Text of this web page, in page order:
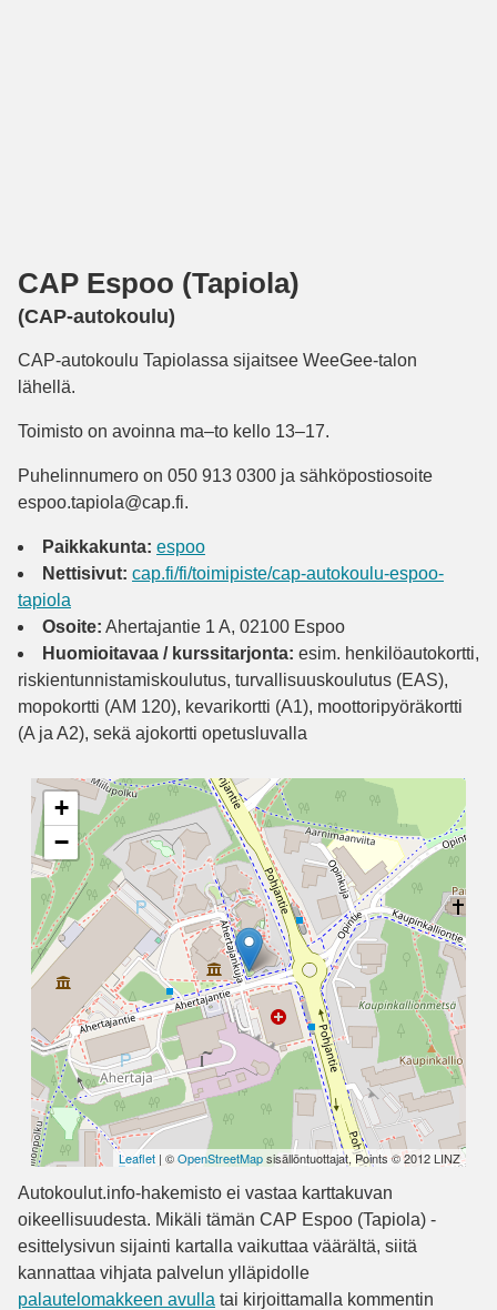
CAP Espoo (Tapiola)
(CAP-autokoulu)
CAP-autokoulu Tapiolassa sijaitsee WeeGee-talon
lähellä.
Toimisto on avoinna ma–to kello 13–17.
Puhelinnumero on 050 913 0300 ja sähköpostiosoite
espoo.tapiola@cap.fi.
Paikkakunta: espoo
Nettisivut: cap.fi/fi/toimipiste/cap-autokoulu-espoo-
tapiola
Osoite: Ahertajantie 1 A, 02100 Espoo
Huomioitavaa / kurssitarjonta: esim. henkilöautokortti,
riskientunnistamiskoulutus, turvallisuuskoulutus (EAS),
mopokortti (AM 120), kevarikortti (A1), moottoripyöräkortti
(A ja A2), sekä ajokortti opetusluvalla
+
−
Leaflet | ©OpenStreetMapsisällöntuottajat, Points © 2012 LINZ
Autokoulut.info-hakemisto ei vastaa karttakuvan
oikeellisuudesta. Mikäli tämän CAP Espoo (Tapiola) -
esittelysivun sijainti kartalla vaikuttaa väärältä, siitä
kannattaa vihjata palvelun ylläpidolle
palautelomakkeen avulla tai kirjoittamalla kommentin